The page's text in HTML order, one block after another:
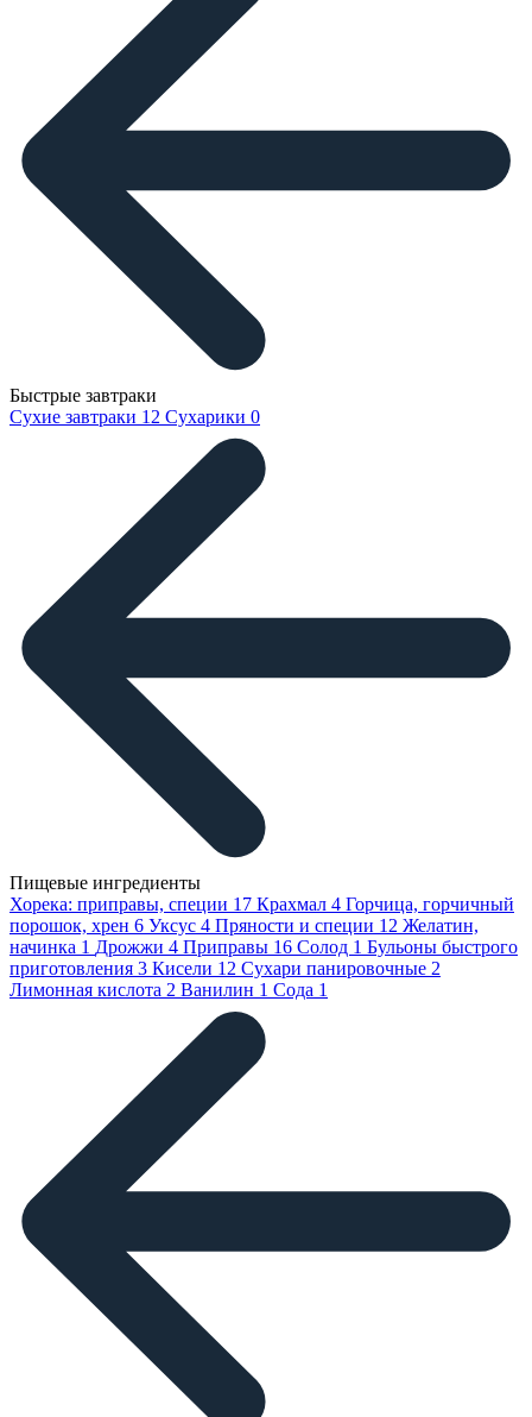
Быстрые завтраки
Сухие завтраки 12 Сухарики 0
Пищевые ингредиенты
Хорека: приправы, специи 17 Крахмал 4 Горчица, горчичный
порошок, хрен 6 Уксус 4 Пряности и специи 12 Желатин,
начинка 1 Дрожжи 4 Приправы 16 Солод 1 Бульоны быстрого
приготовления 3 Кисели 12 Сухари панировочные 2
Лимонная кислота 2 Ванилин 1 Сода 1